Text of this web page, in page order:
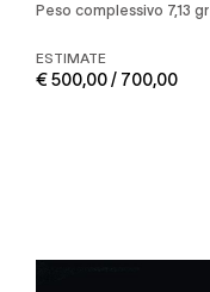
Peso complessivo 7,13 gr
ESTIMATE
€ 500,00 / 700,00